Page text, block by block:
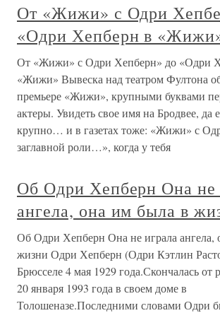
От «Жижи» с Одри
«Одри Хепберн в
От «Жижи» с Одри Хепберн» до «Одри
«Жижи» Вывеска над театром Фултона
премьере «Жижи», крупными буквами
актеры. Увидеть свое имя на Бродвее, да
крупно… и в газетах тоже: «Жижи» с
заглавной роли…», когда у тебя
Об Одри Хепберн Она не
ангела, она им была в
Об Одри Хепберн Она не играла ангела,
жизни Одри Хепберн (Одри Кэтлин
Брюсселе 4 мая 1929 года.Скончалась от
20 января 1993 года в своем доме в
Толошеназе.Последними словами Одри